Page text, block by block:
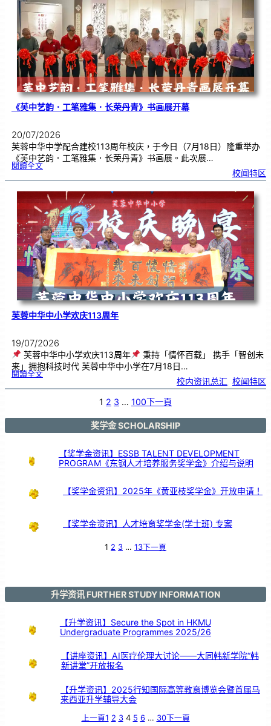
中
分
享
青
年
领
袖
素
质
讲
座
《芙中艺韵．工笔雅集．长荣丹青》书画展开幕
20/07/2026
芙蓉中华中学配合建校113周年校庆，于今日（7月18日）隆重举办
《芙中艺韵．工笔雅集．长荣丹青》书画展。此次展…
閱讀全文:《
艺
．
工
笔
雅
．
长
荣
丹
青
》
书
画
展
开
幕
校闻特区
芙蓉中华中小学欢庆113周年
19/07/2026
芙蓉中华中小学欢庆113周年
秉持「情怀百载」 携手「智创未
来」拥抱科技时代 芙蓉中华中小学在7月18日…
閱讀全文:芙
中
华
1
1
年
校内资讯总汇 校闻特区
1 2 3 … 100下一頁
奖学金 SCHOLARSHIP
【奖学金资讯】ESSB TALENT DEVELOPMENT
PROGRAM《东钢人才培养服务奖学金》介绍与说明
【奖学金资讯】2025年《黄亚枝奖学金》开放申请！
【奖学金资讯】人才培育奖学金(学士班) 专案
1 2 3 … 13下一頁
升学资讯 FURTHER STUDY INFORMATION
【升学资讯】Secure the Spot in HKMU
Undergraduate Programmes 2025/26
【讲座资讯】AI医疗伦理大讨论——大同韩新学院“韩
新讲堂”开放报名
【升学资讯】2025行知国际高等教育博览会暨首届马
来西亚升学辅导大会
上一頁1 2 3 4 5 6 … 30下一頁